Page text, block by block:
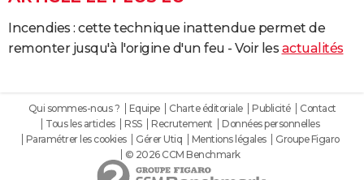
Incendies : cette technique inattendue permet de
remonter jusqu'à l'origine d'un feu - Voir les actualités
Qui sommes-nous ? Equipe Charte éditoriale Publicité
Contact
Tous les articles
RSS Recrutement
Données personnelles
Paramétrer les cookies
Gérer Utiq Mentions légales
Groupe Figaro
© 2026 CCM Benchmark